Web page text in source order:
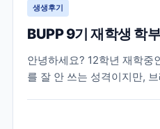
생생후기
BUPP 9기 재학생 학
안녕하세요? 12학년 재학중
를 잘 안 쓰는 성격이지만,